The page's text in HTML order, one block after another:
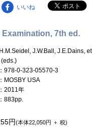
いいね
7th ed.
H.M.Seidel, J.W.Ball, J.E.Dains, et
(eds.)
：978-0-323-05570-3
：MOSBY USA
：2011年
：883pp.
円(本体22,050円 ＋ 税)